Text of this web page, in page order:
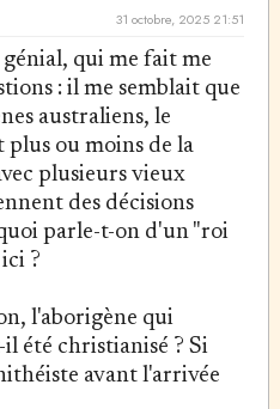
31 octobre, 2025 21:51
qui me fait me
: il me semblait que
australiens, le
plus ou moins de la
plusieurs vieux
des décisions
parle-t-on d'un "roi
?
l'aborigène qui
été christianisé ? Si
avant l'arrivée